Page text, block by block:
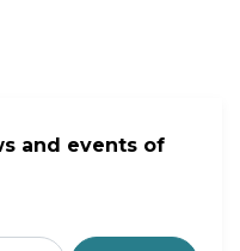
and events of